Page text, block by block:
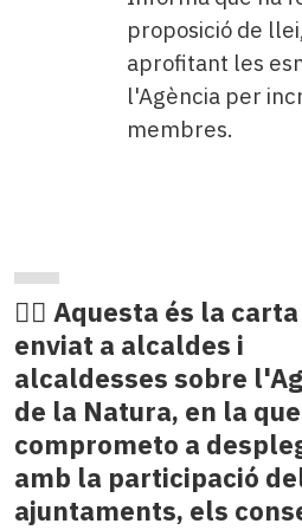
proposició de
aprofitant les
l'Agència per
membres.
✍🏻 Aquesta és la
enviat a alcaldes i
alcaldesses sobre
de la Natura, en la
comprometo a
amb la participació
ajuntaments, els